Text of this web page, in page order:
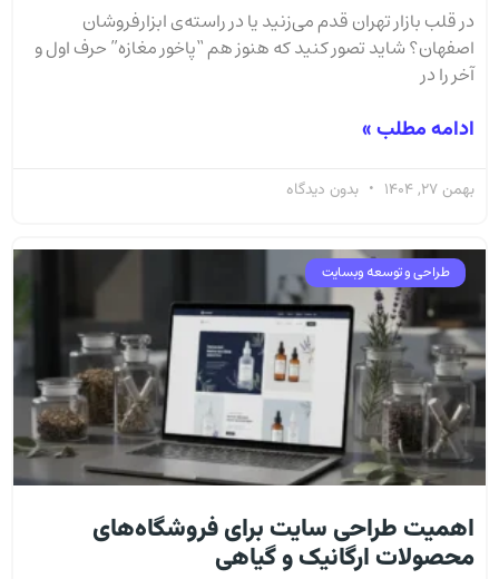
در قلب بازار تهران قدم می‌زنید یا در راسته‌ی ابزارفروشان
اصفهان؟ شاید تصور کنید که هنوز هم “پاخور مغازه” حرف اول و
آخر را در
ادامه مطلب »
بهمن 27, 1404 بدون دیدگاه
طراحی و توسعه وبسایت
اهمیت طراحی سایت برای فروشگاه‌های
محصولات ارگانیک و گیاهی